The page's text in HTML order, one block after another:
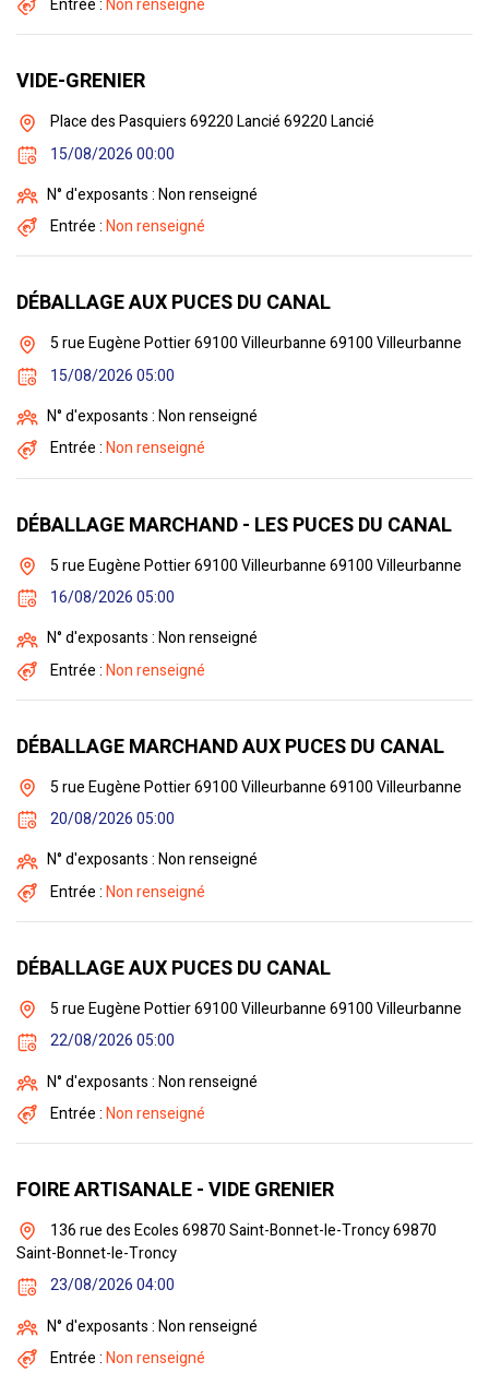
Entrée :Non renseigné
VIDE-GRENIER
Place des Pasquiers 69220 Lancié 69220 Lancié
15/08/2026 00:00
N° d'exposants : Non renseigné
Entrée :Non renseigné
DÉBALLAGE AUX PUCES DU CANAL
5 rue Eugène Pottier 69100 Villeurbanne 69100 Villeurbanne
15/08/2026 05:00
N° d'exposants : Non renseigné
Entrée :Non renseigné
DÉBALLAGE MARCHAND - LES PUCES DU CANAL
5 rue Eugène Pottier 69100 Villeurbanne 69100 Villeurbanne
16/08/2026 05:00
N° d'exposants : Non renseigné
Entrée :Non renseigné
DÉBALLAGE MARCHAND AUX PUCES DU CANAL
5 rue Eugène Pottier 69100 Villeurbanne 69100 Villeurbanne
20/08/2026 05:00
N° d'exposants : Non renseigné
Entrée :Non renseigné
DÉBALLAGE AUX PUCES DU CANAL
5 rue Eugène Pottier 69100 Villeurbanne 69100 Villeurbanne
22/08/2026 05:00
N° d'exposants : Non renseigné
Entrée :Non renseigné
FOIRE ARTISANALE - VIDE GRENIER
136 rue des Ecoles 69870 Saint-Bonnet-le-Troncy 69870
Saint-Bonnet-le-Troncy
23/08/2026 04:00
N° d'exposants : Non renseigné
Entrée :Non renseigné